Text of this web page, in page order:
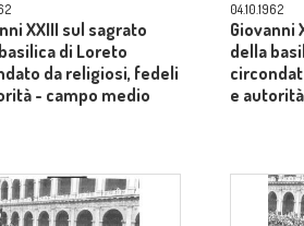
XXIII sul sagrato
di Loreto
da religiosi, fedeli
- campo medio
04.10.1962
Giovanni
della
e